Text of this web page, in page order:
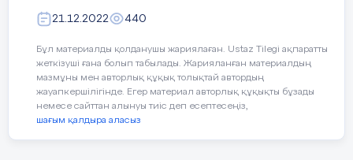
-ультрадыбыс датчигін қолдану арқылы
лабиринттен шығу программасын жасайды;
-программаны роботқа жүктейді;
-роботты жүргізеді.
Сабақтың барысы:
Сабақтың
кезені/ уақыт
Педагогтың әрекеті
21.12.2022 440
Бұл материалды қолданушы жариялаған. Ustaz Tilegi ақпаратты
жеткізуші ғана болып табылады. Жарияланған материалдың
мазмұны мен авторлық құқық толықтай автордың
жауапкершілігінде. Егер материал авторлық құқықты бұзады
немесе сайттан алынуы тиіс деп есептесеңіз,
шағым қалдыра аласыз